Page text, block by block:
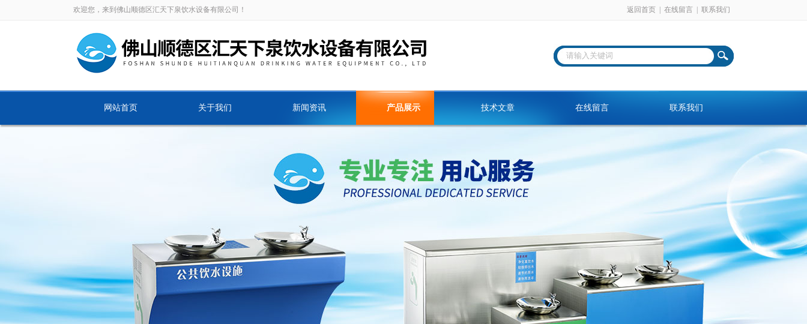
欢迎您，来到佛山顺德区汇天下泉饮水设备有限公司！ 返回首页 在线留言 联系我们
网站首页 关于我们 新闻资讯 产品展示 技术文章 在线留言 联系我们